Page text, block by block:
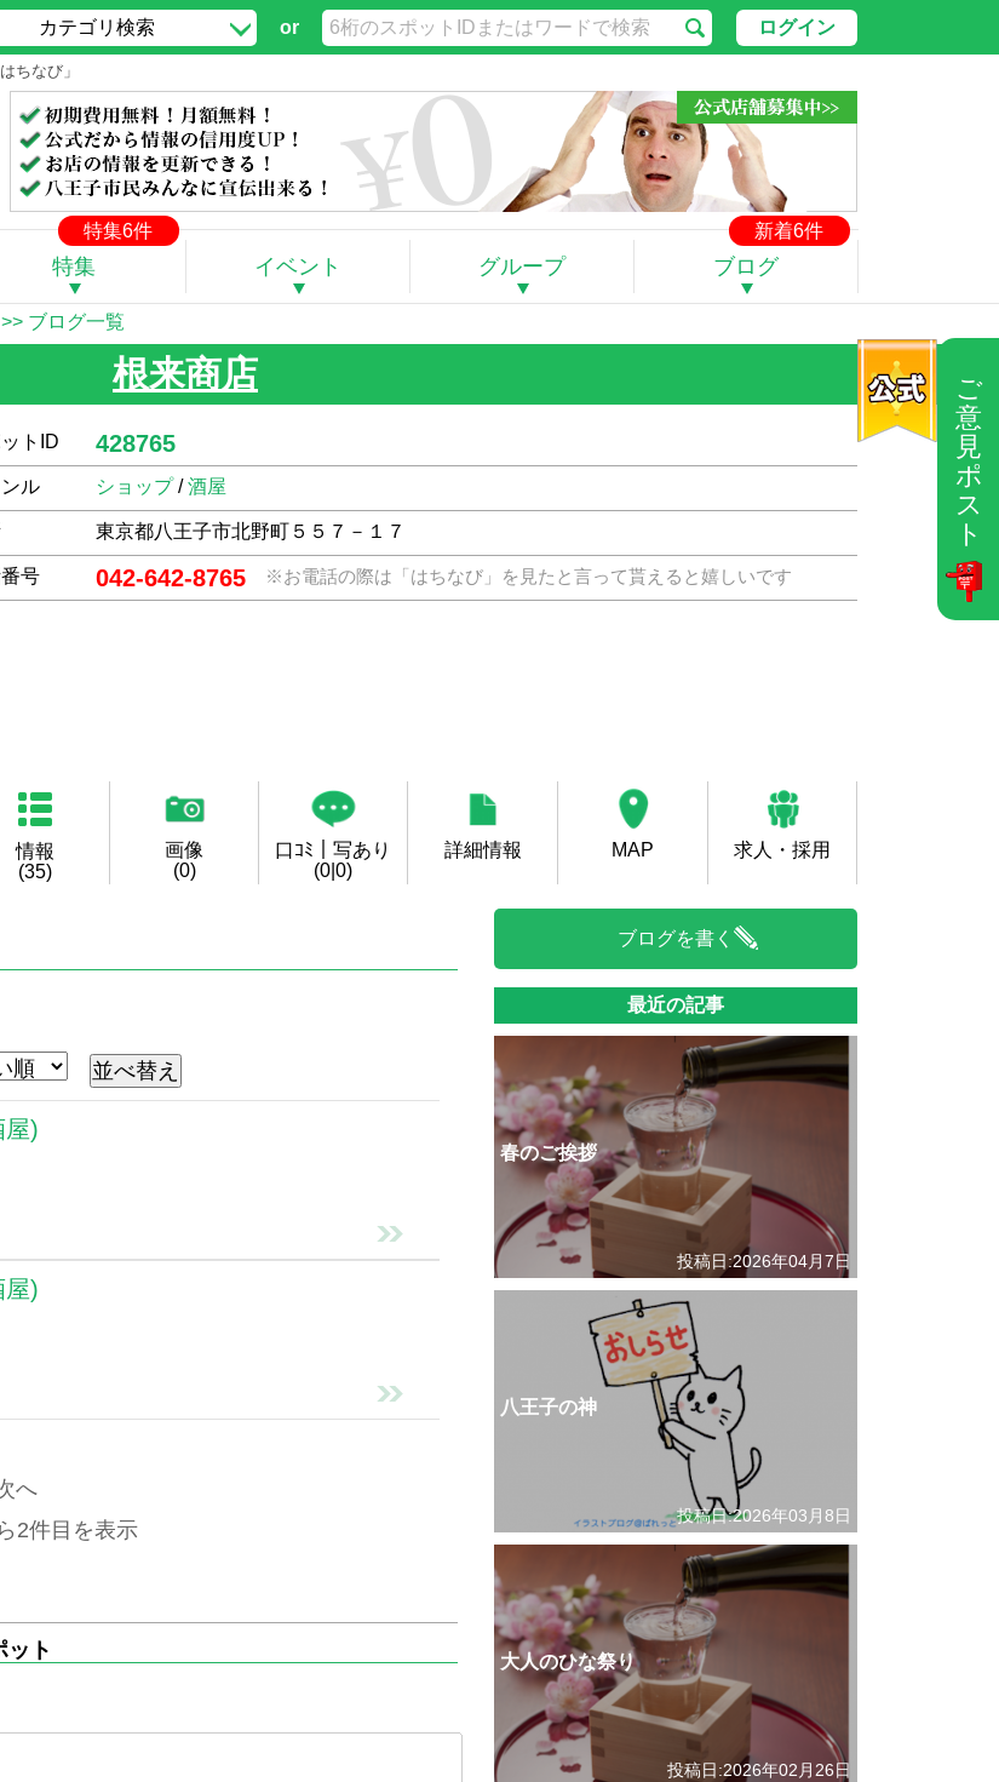
ご
意
見
ポ
ス
ト
カテゴリ検索 or ログイン
ちなび」
特集6件 新着6件
特集 イベント グループ ブログ
>> ブログ一覧
根来商店
トID 428765
ル ショップ/酒屋
東京都八王子市北野町５５７－１７
号 042-642-8765 ※お電話の際は「はちなび」を見たと言って貰えると嬉しいです
情報
(35)
画像
(0)
口ｺﾐ｜写あり
(0|0)
詳細情報 MAP 求人・採用
屋)
屋)
へ
2件目を表示
ット
ブログを書く
最近の記事
春のご挨拶
投稿日:2026年04月7日
八王子の神
投稿日:2026年03月8日
大人のひな祭り
投稿日:2026年02月26日